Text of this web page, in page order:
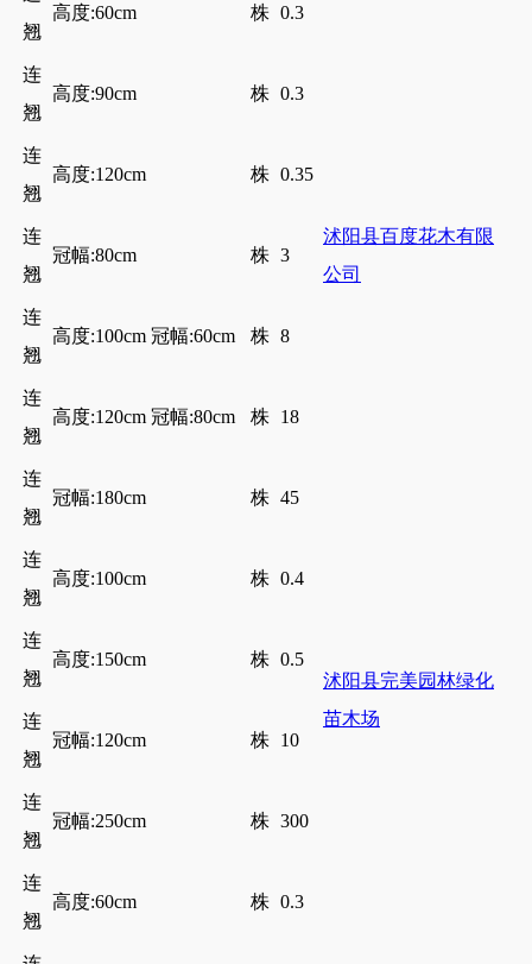
翘
高度:60cm 株 0.3
沭阳县百度花木有限
公司
连
翘
高度:90cm 株 0.3
连
翘
高度:120cm 株 0.35
连
翘
冠幅:80cm 株 3
连
翘
高度:100cm 冠幅:60cm 株 8
连
翘
高度:120cm 冠幅:80cm 株 18
连
翘
冠幅:180cm 株 45
连
翘
高度:100cm 株 0.4
沭阳县完美园林绿化
苗木场
连
翘
高度:150cm 株 0.5
连
翘
冠幅:120cm 株 10
连
翘
冠幅:250cm 株 300
连
翘
高度:60cm 株 0.3